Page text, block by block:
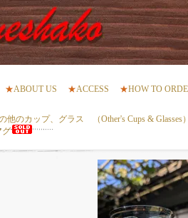
★ABOUT US ★ACCESS ★HOW TO
他のカップ、グラス （Other's Cups & Glasses
グ